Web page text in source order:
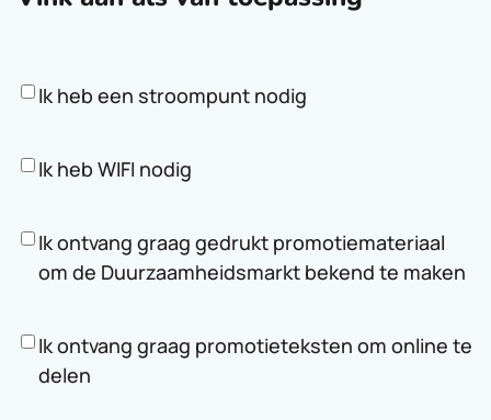
Ik heb een stroompunt nodig
Ik heb WIFI nodig
Ik ontvang graag gedrukt promotiemateriaal
om de Duurzaamheidsmarkt bekend te maken
Ik ontvang graag promotieteksten om online te
delen